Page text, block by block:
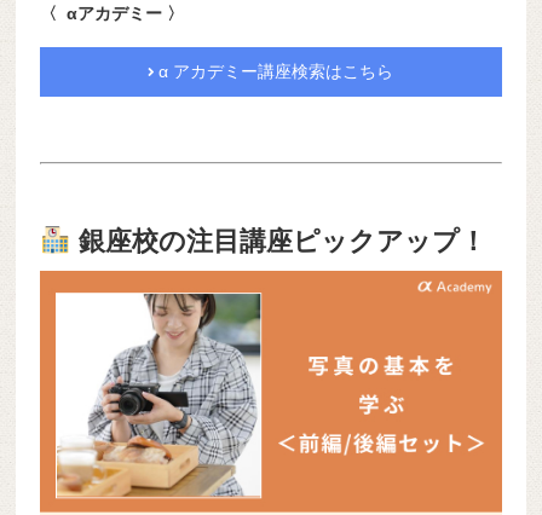
〈 αアカデミー 〉
α アカデミー講座検索はこちら
銀座校の注目講座ピックアップ！